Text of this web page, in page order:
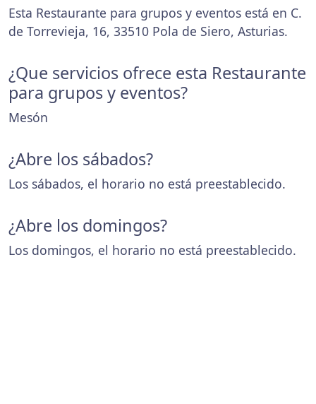
Esta Restaurante para grupos y eventos está en C.
de Torrevieja, 16, 33510 Pola de Siero, Asturias.
¿Que servicios ofrece esta Restaurante
para grupos y eventos?
Mesón
¿Abre los sábados?
Los sábados, el horario no está preestablecido.
¿Abre los domingos?
Los domingos, el horario no está preestablecido.